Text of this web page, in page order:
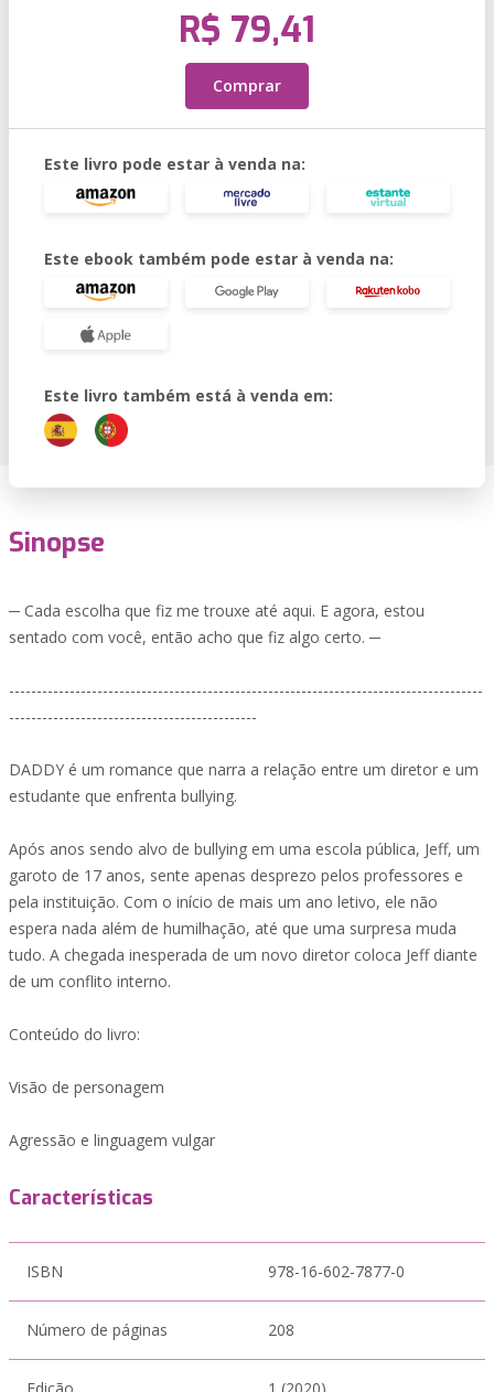
R$ 79,41
Comprar
Este livro pode estar à venda na:
Este ebook também pode estar à venda na:
Este livro também está à venda em:
Sinopse
─ Cada escolha que fiz me trouxe até aqui. E agora, estou
sentado com você, então acho que fiz algo certo. ─
--------------------------------------------------------------------------------------
---------------------------------------------
DADDY é um romance que narra a relação entre um diretor e um
estudante que enfrenta bullying.
Após anos sendo alvo de bullying em uma escola pública, Jeff, um
garoto de 17 anos, sente apenas desprezo pelos professores e
pela instituição. Com o início de mais um ano letivo, ele não
espera nada além de humilhação, até que uma surpresa muda
tudo. A chegada inesperada de um novo diretor coloca Jeff diante
de um conflito interno.
Conteúdo do livro:
Visão de personagem
Agressão e linguagem vulgar
Características
ISBN 978-16-602-7877-0
Número de páginas 208